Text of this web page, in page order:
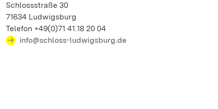
Schlossstraße 30
71634 Ludwigsburg
Telefon +49(0)71 41.18 20 04
info@schloss-ludwigsburg.de